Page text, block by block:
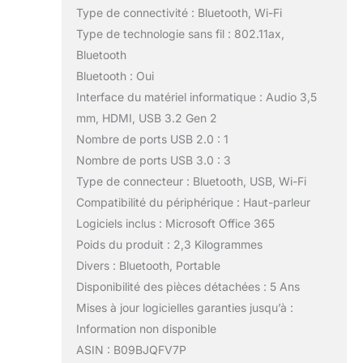
Type de connectivité : Bluetooth, Wi-Fi
Type de technologie sans fil : 802.11ax,
Bluetooth
Bluetooth : Oui
Interface du matériel informatique : Audio 3,5
mm, HDMI, USB 3.2 Gen 2
Nombre de ports USB 2.0 : 1
Nombre de ports USB 3.0 : 3
Type de connecteur : Bluetooth, USB, Wi-Fi
Compatibilité du périphérique : Haut-parleur
Logiciels inclus : Microsoft Office 365
Poids du produit : 2,3 Kilogrammes
Divers : Bluetooth, Portable
Disponibilité des pièces détachées : 5 Ans
Mises à jour logicielles garanties jusqu’à :
Information non disponible
ASIN : B09BJQFV7P